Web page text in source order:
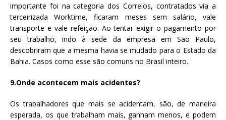
importante foi na categoria dos Correios, contratados via a
terceirizada Worktime, ficaram meses sem salário, vale
transporte e vale refeição. Ao tentar exigir o pagamento por
seu trabalho, indo à sede da empresa em São Paulo,
descobriram que a mesma havia se mudado para o Estado da
Bahia. Casos como esse são comuns no Brasil inteiro.
9.Onde acontecem mais acidentes?
Os trabalhadores que mais se acidentam, são, de maneira
esperada, os que trabalham mais, ganham menos, e podem